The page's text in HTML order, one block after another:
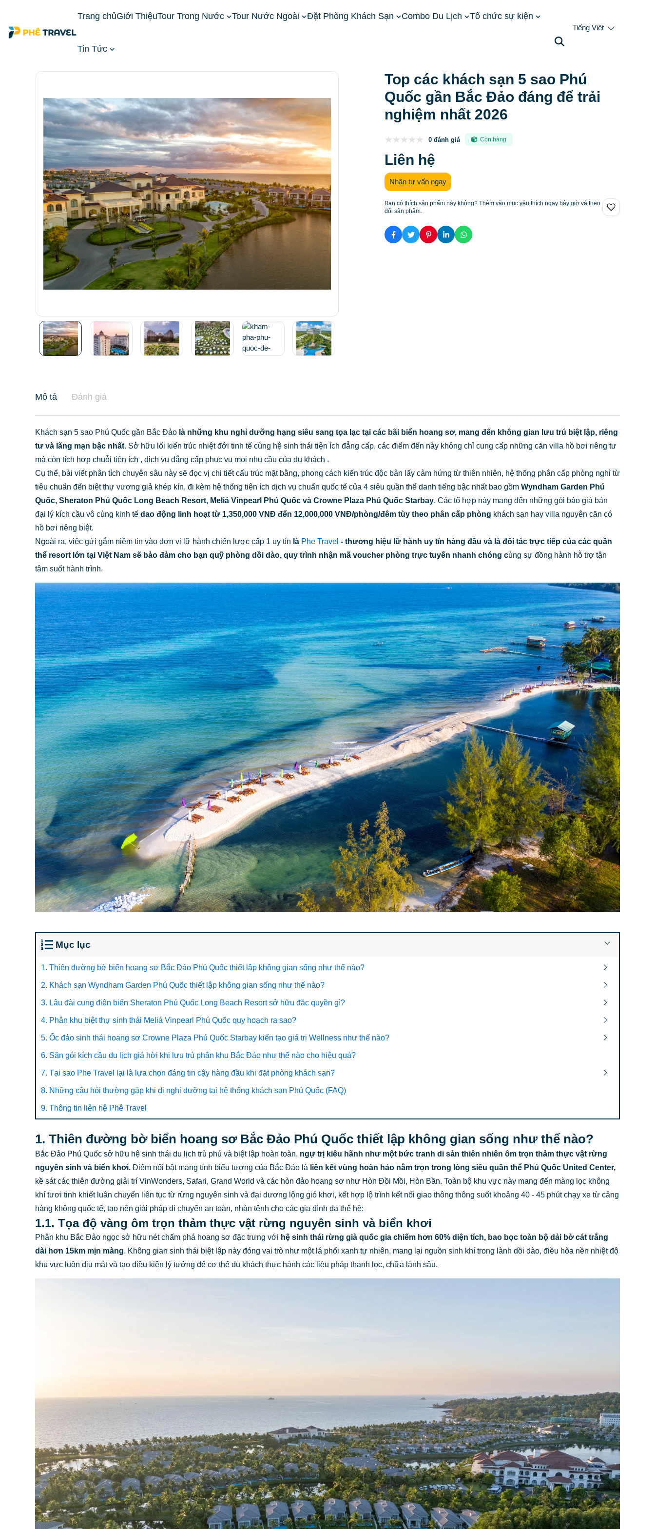
Trang chủGiới ThiệuTour Trong Nước Tour Nước Ngoài Đặt Phòng Khách Sạn Combo Du Lịch Tổ chức sự kiện
Tin Tức
Tiếng Việt
Đặt Phòng Khách Sạn
Top các khách sạn 5 sao Phú
Quốc gần Bắc Đảo đáng để trải
nghiệm nhất 2026
0 đánh giá Còn hàng
Liên hệ
Nhận tư vấn ngay
Bạn có thích sản phẩm này không? Thêm vào mục yêu thích ngay bây giờ và theo
dõi sản phẩm.
Mô tả Đánh giá
Khách sạn 5 sao Phú Quốc gần Bắc Đảo là những khu nghỉ dưỡng hạng siêu sang tọa lạc tại các bãi biển hoang sơ, mang đến không gian lưu trú biệt lập, riêng
tư và lãng mạn bậc nhất. Sở hữu lối kiến trúc nhiệt đới tinh tế cùng hệ sinh thái tiện ích đẳng cấp, các điểm đến này không chỉ cung cấp những căn villa hồ bơi riêng tư
mà còn tích hợp chuỗi tiện ích , dịch vụ đẳng cấp phục vụ mọi nhu cầu của du khách .
Cụ thể, bài viết phân tích chuyên sâu này sẽ đọc vị chi tiết cấu trúc mặt bằng, phong cách kiến trúc độc bản lấy cảm hứng từ thiên nhiên, hệ thống phân cấp phòng nghỉ từ
tiêu chuẩn đến biệt thự vương giả khép kín, đi kèm hệ thống tiện ích dịch vụ chuẩn quốc tế của 4 siêu quần thể danh tiếng bậc nhất bao gồm Wyndham Garden Phú
Quốc, Sheraton Phú Quốc Long Beach Resort, Meliá Vinpearl Phú Quốc và Crowne Plaza Phú Quốc Starbay. Các tổ hợp này mang đến những gói báo giá bán
đại lý kích cầu vô cùng kinh tế dao động linh hoạt từ 1,350,000 VNĐ đến 12,000,000 VNĐ/phòng/đêm tùy theo phân cấp phòng khách sạn hay villa nguyên căn có
hồ bơi riêng biệt.
Ngoài ra, việc gửi gắm niềm tin vào đơn vị lữ hành chiến lược cấp 1 uy tín là Phe Travel - thương hiệu lữ hành uy tín hàng đầu và là đối tác trực tiếp của các quần
thể resort lớn tại Việt Nam sẽ bảo đảm cho bạn quỹ phòng dồi dào, quy trình nhận mã voucher phòng trực tuyến nhanh chóng cùng sự đồng hành hỗ trợ tận
tâm suốt hành trình.
Mục lục
1. Thiên đường bờ biển hoang sơ Bắc Đảo Phú Quốc thiết lập không gian sống như thế nào?
2. Khách sạn Wyndham Garden Phú Quốc thiết lập không gian sống như thế nào?
3. Lâu đài cung điện biển Sheraton Phú Quốc Long Beach Resort sở hữu đặc quyền gì?
4. Phân khu biệt thự sinh thái Meliá Vinpearl Phú Quốc quy hoạch ra sao?
5. Ốc đảo sinh thái hoang sơ Crowne Plaza Phú Quốc Starbay kiến tạo giá trị Wellness như thế nào?
6. Săn gói kích cầu du lịch giá hời khi lưu trú phân khu Bắc Đảo như thế nào cho hiệu quả?
7. Tại sao Phe Travel lại là lựa chọn đáng tin cậy hàng đầu khi đặt phòng khách sạn?
8. Những câu hỏi thường gặp khi đi nghỉ dưỡng tại hệ thống khách sạn Phú Quốc (FAQ)
9. Thông tin liên hệ Phê Travel
1. Thiên đường bờ biển hoang sơ Bắc Đảo Phú Quốc thiết lập không gian sống như thế nào?
Bắc Đảo Phú Quốc sở hữu hệ sinh thái du lịch trù phú và biệt lập hoàn toàn, ngự trị kiêu hãnh như một bức tranh di sản thiên nhiên ôm trọn thảm thực vật rừng
nguyên sinh và biển khơi. Điểm nổi bật mang tính biểu tượng của Bắc Đảo là liên kết vùng hoàn hảo nằm trọn trong lòng siêu quần thể Phú Quốc United Center,
kề sát các thiên đường giải trí VinWonders, Safari, Grand World và các hòn đảo hoang sơ như Hòn Đồi Mồi, Hòn Bần. Toàn bộ khu vực này mang đến màng lọc không
khí tươi tinh khiết luân chuyển liên tục từ rừng nguyên sinh và đại dương lộng gió khơi, kết hợp lộ trình kết nối giao thông thông suốt khoảng 40 - 45 phút chạy xe từ cảng
hàng không quốc tế, tạo nên giải pháp di chuyển an toàn, nhàn tênh cho các gia đình đa thế hệ:
1.1. Tọa độ vàng ôm trọn thảm thực vật rừng nguyên sinh và biển khơi
Phân khu Bắc Đảo ngọc sở hữu nét chấm phá hoang sơ đặc trưng với hệ sinh thái rừng già quốc gia chiếm hơn 60% diện tích, bao bọc toàn bộ dải bờ cát trắng
dài hơn 15km mịn màng. Không gian sinh thái biệt lập này đóng vai trò như một lá phổi xanh tự nhiên, mang lại nguồn sinh khí trong lành dồi dào, điều hòa nền nhiệt độ
khu vực luôn dịu mát và tạo điều kiện lý tưởng để cơ thể du khách thực hành các liệu pháp thanh lọc, chữa lành sâu.